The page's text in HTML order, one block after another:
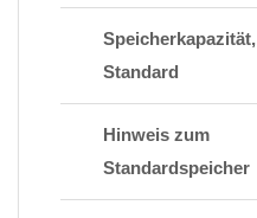
Speicherkapazität,
Standard
Hinweis zum
Standardspeicher